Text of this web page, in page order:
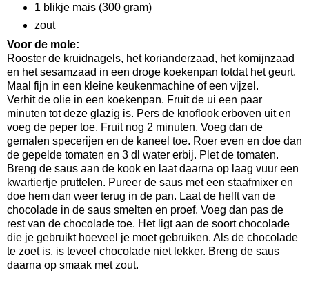
1 blikje mais (300 gram)
zout
Voor de mole:
Rooster de kruidnagels, het korianderzaad, het komijnzaad
en het sesamzaad in een droge koekenpan totdat het geurt.
Maal fijn in een kleine keukenmachine of een vijzel.
Verhit de olie in een koekenpan. Fruit de ui een paar
minuten tot deze glazig is. Pers de knoflook erboven uit en
voeg de peper toe. Fruit nog 2 minuten. Voeg dan de
gemalen specerijen en de kaneel toe. Roer even en doe dan
de gepelde tomaten en 3 dl water erbij. Plet de tomaten.
Breng de saus aan de kook en laat daarna op laag vuur een
kwartiertje pruttelen. Pureer de saus met een staafmixer en
doe hem dan weer terug in de pan. Laat de helft van de
chocolade in de saus smelten en proef. Voeg dan pas de
rest van de chocolade toe. Het ligt aan de soort chocolade
die je gebruikt hoeveel je moet gebruiken. Als de chocolade
te zoet is, is teveel chocolade niet lekker. Breng de saus
daarna op smaak met zout.